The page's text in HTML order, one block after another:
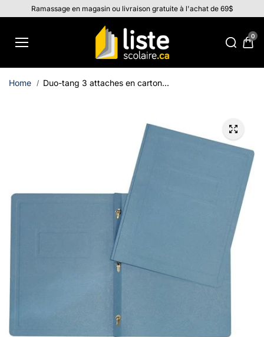
Aller au
contenu
Ramassage en magasin ou livraison gratuite à l'achat de 69$
0
Home Duo-tang 3 attaches en carton...